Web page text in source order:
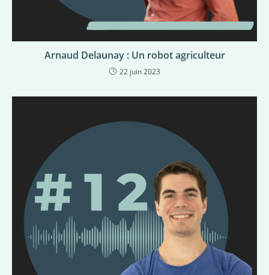
Arnaud Delaunay : Un robot agriculteur
22 juin 2023